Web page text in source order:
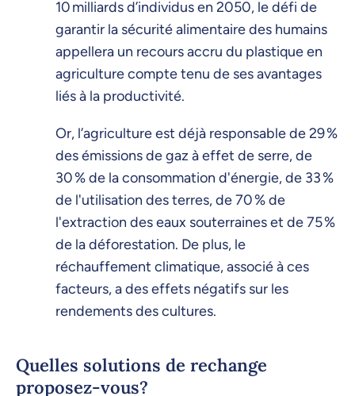
10 milliards d’individus en 2050, le défi de
garantir la sécurité alimentaire des humains
appellera un recours accru du plastique en
agriculture compte tenu de ses avantages
liés à la productivité.
Or, l’agriculture est déjà responsable de 29 %
des émissions de gaz à effet de serre, de
30 % de la consommation d'énergie, de 33 %
de l'utilisation des terres, de 70 % de
l'extraction des eaux souterraines et de 75 %
de la déforestation. De plus, le
réchauffement climatique, associé à ces
facteurs, a des effets négatifs sur les
rendements des cultures.
Quelles solutions de rechange
proposez-vous?